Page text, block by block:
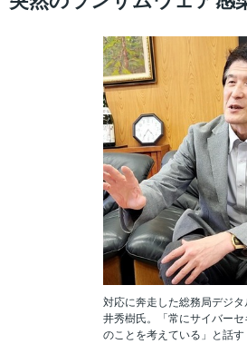
対応に奔走した総務局デジ
井秀樹氏。「常にサイバーセ
のことを考えている」と話す